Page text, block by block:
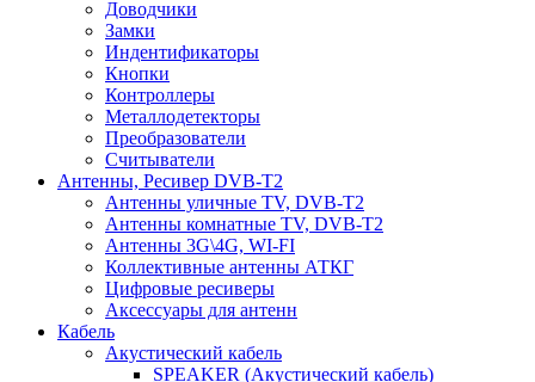
Доводчики
Замки
Индентификаторы
Кнопки
Контроллеры
Металлодетекторы
Преобразователи
Считыватели
Антенны, Ресивер DVB-T2
Антенны уличные TV, DVB-T2
Антенны комнатные TV, DVB-T2
Антенны 3G\4G, WI-FI
Коллективные антенны АТКГ
Цифровые ресиверы
Аксессуары для антенн
Кабель
Акустический кабель
SPEAKER (Акустический кабель)